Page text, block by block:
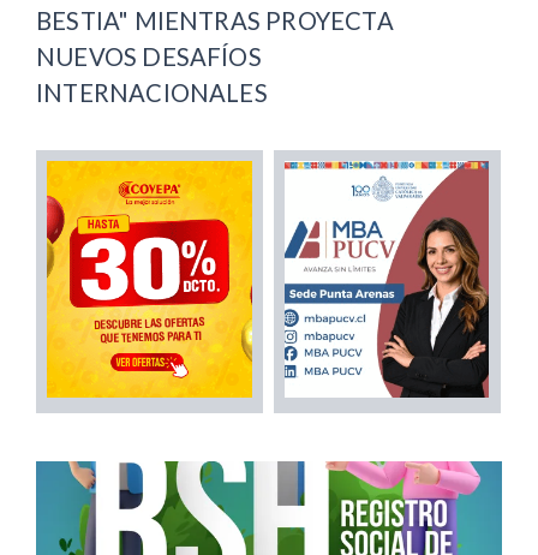
BESTIA" MIENTRAS PROYECTA
NUEVOS DESAFÍOS
INTERNACIONALES